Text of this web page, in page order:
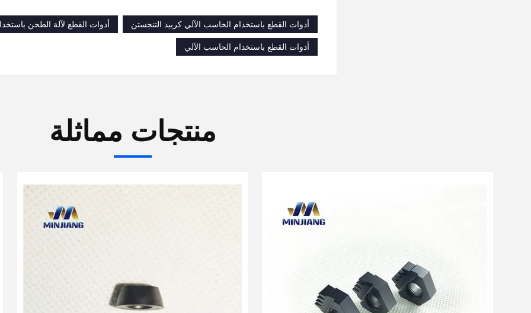
أدوات القطع باستخدام الحاسب الآلي كربيد التنجستن
أدوات القطع لآلة الطحن
أدوات القطع باستخدام الحاسب الآلي
منتجات مماثلة